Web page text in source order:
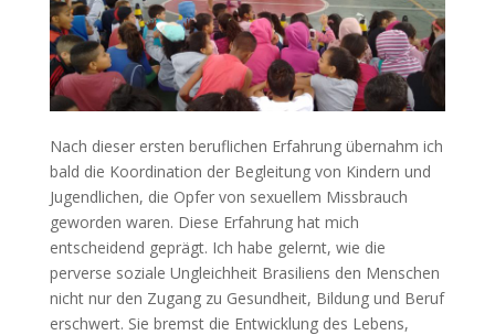
Nach dieser ersten beruflichen Erfahrung übernahm ich
bald die Koordination der Begleitung von Kindern und
Jugendlichen, die Opfer von sexuellem Missbrauch
geworden waren. Diese Erfahrung hat mich
entscheidend geprägt. Ich habe gelernt, wie die
perverse soziale Ungleichheit Brasiliens den Menschen
nicht nur den Zugang zu Gesundheit, Bildung und Beruf
erschwert. Sie bremst die Entwicklung des Lebens,